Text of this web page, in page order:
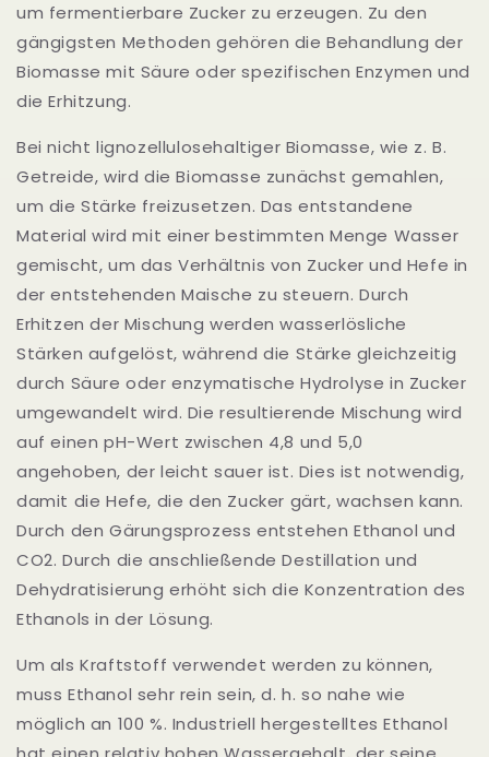
um fermentierbare Zucker zu erzeugen. Zu den
gängigsten Methoden gehören die Behandlung der
Biomasse mit Säure oder spezifischen Enzymen und
die Erhitzung.
Bei nicht lignozellulosehaltiger Biomasse, wie z. B.
Getreide, wird die Biomasse zunächst gemahlen,
um die Stärke freizusetzen. Das entstandene
Material wird mit einer bestimmten Menge Wasser
gemischt, um das Verhältnis von Zucker und Hefe in
der entstehenden Maische zu steuern. Durch
Erhitzen der Mischung werden wasserlösliche
Stärken aufgelöst, während die Stärke gleichzeitig
durch Säure oder enzymatische Hydrolyse in Zucker
umgewandelt wird. Die resultierende Mischung wird
auf einen pH-Wert zwischen 4,8 und 5,0
angehoben, der leicht sauer ist. Dies ist notwendig,
damit die Hefe, die den Zucker gärt, wachsen kann.
Durch den Gärungsprozess entstehen Ethanol und
CO2. Durch die anschließende Destillation und
Dehydratisierung erhöht sich die Konzentration des
Ethanols in der Lösung.
Um als Kraftstoff verwendet werden zu können,
muss Ethanol sehr rein sein, d. h. so nahe wie
möglich an 100 %. Industriell hergestelltes Ethanol